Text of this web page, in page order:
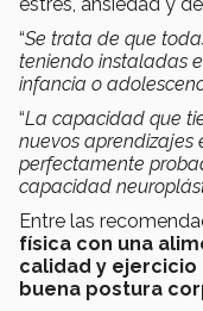
estrés, ansiedad y
“Se trata de que
teniendo instaladas
infancia o
“La capacidad que
nuevos aprendizajes
perfectamente
capacidad
Entre las
física con una
calidad y ejercicio
buena postura